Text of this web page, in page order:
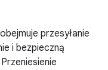
przesyłanie
i bezpieczną